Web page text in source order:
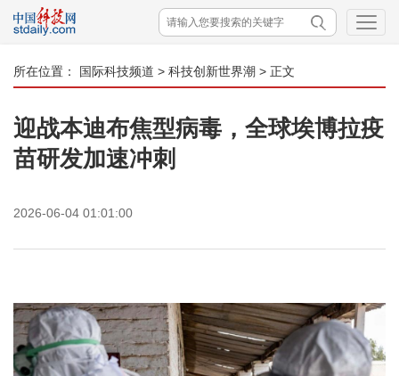
所在位置： 国际科技频道 > 科技创新世界潮 > 正文
迎战本迪布焦型病毒，全球埃博拉疫
苗研发加速冲刺
2026-06-04 01:01:00